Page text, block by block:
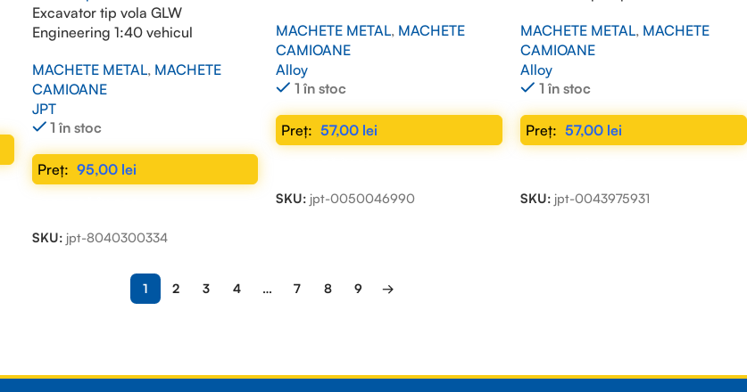
Excavator tip vola GLW
Engineering 1:40 vehicul
metal si plastic
MACHETE METAL, MACHETE
CAMIOANE
JPT
1 în stoc
95,00 lei
SKU: jpt-8040300334
MACHETE METAL, MACHETE
CAMIOANE
Alloy
1 în stoc
57,00 lei
SKU: jpt-0050046990
MACHETE METAL, MACHETE
CAMIOANE
Alloy
1 în stoc
57,00 lei
SKU: jpt-0043975931
1 2 3 4 … 7 8 9 →